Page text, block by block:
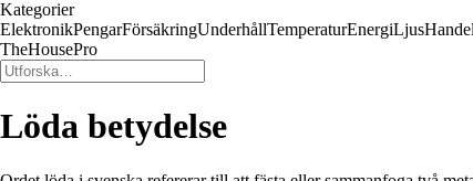
Kategorier
ElektronikPengarFörsäkringUnderhållTemperaturEnergiLjusHandel
TheHousePro
Löda betydelse